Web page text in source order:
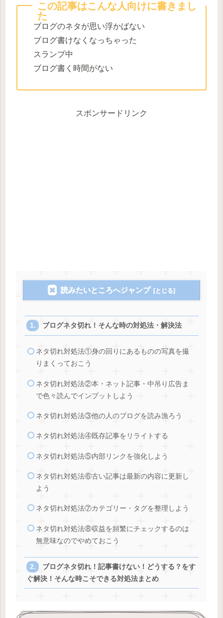
この記事はこんな人向けに書きまし
た
ブログのネタが思い浮かばない
ブログ書けなくなっちゃった
スランプ中
ブログ書く時間がない
スポンサードリンク
読みたいところへジャンプ
ブログネタ切れ！そんな時の対処法・解決法
ネタ切れ対処法①身の回りにあるものの写真を撮
りまくっておこう
ネタ切れ対処法②本・ネット記事・中吊り広告ま
で色々読んでインプットしよう
ネタ切れ対処法③他の人のブログを読み漁ろう
ネタ切れ対処法④既存記事をリライトする
ネタ切れ対処法⑤内部リンクを強化しよう
ネタ切れ対処法⑥古い記事は最新の内容に更新し
よう
ネタ切れ対処法⑦カテゴリー・タグを整理しよう
ネタ切れ対処法⑧収益を頻繁にチェックするのは
無意味なのでやめておこう
ブログネタ切れ！記事書けない！どうする？をす
ぐ解決！そんな時こそできる対処法まとめ